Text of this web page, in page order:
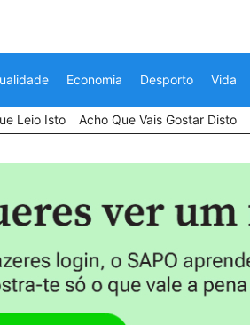
Economia Desporto Vida
Leio Isto Acho Que Vais Gostar Disto